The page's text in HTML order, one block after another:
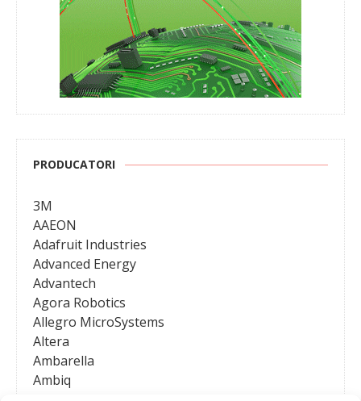
PRODUCATORI
3M
AAEON
Adafruit Industries
Advanced Energy
Advantech
Agora Robotics
Allegro MicroSystems
Altera
Ambarella
Ambiq